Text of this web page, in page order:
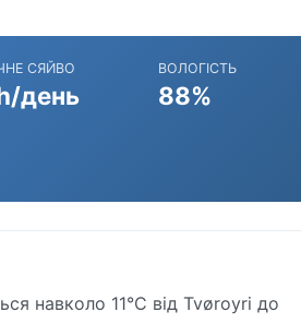
СЯЙВО
день
ВОЛОГІСТЬ
88%
навколо 11°C від Tvøroyri до